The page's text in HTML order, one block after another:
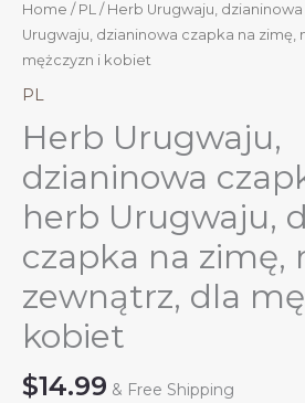
Home / PL / Herb Urugwaju,
Urugwaju, dzianinowa czapka na zimę,
mężczyzn i kobiet
PL
Herb Urugwaju,
dzianinowa
herb Urugwaju,
czapka na zimę,
zewnątrz, dla
kobiet
$14.99 & Free Shipping